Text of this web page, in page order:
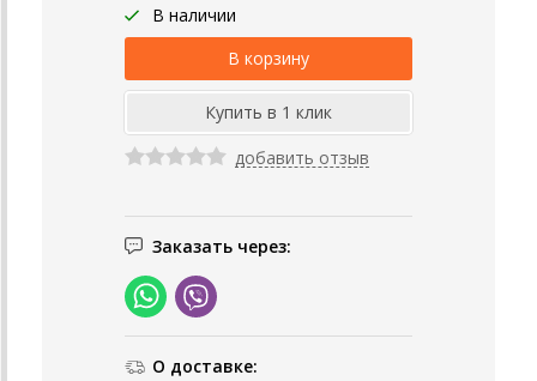
В наличии
добавить отзыв
Заказать через:
О доставке: